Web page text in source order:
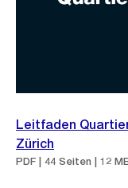
Leitfaden
Zürich
PDF | 44 Seiten | 12